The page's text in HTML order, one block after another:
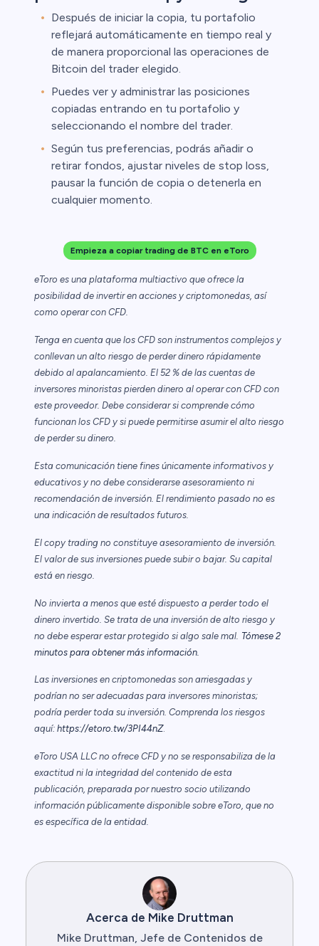
Después de iniciar la copia, tu portafolio
reflejará automáticamente en tiempo real y
de manera proporcional las operaciones de
Bitcoin del trader elegido.
Puedes ver y administrar las posiciones
copiadas entrando en tu portafolio y
seleccionando el nombre del trader.
Según tus preferencias, podrás añadir o
retirar fondos, ajustar niveles de stop loss,
pausar la función de copia o detenerla en
cualquier momento.
Empieza a copiar trading de BTC en eToro
eToro es una plataforma multiactivo que ofrece la
posibilidad de invertir en acciones y criptomonedas, así
como operar con CFD.
Tenga en cuenta que los CFD son instrumentos complejos y
conllevan un alto riesgo de perder dinero rápidamente
debido al apalancamiento. El 52 % de las cuentas de
inversores minoristas pierden dinero al operar con CFD con
este proveedor. Debe considerar si comprende cómo
funcionan los CFD y si puede permitirse asumir el alto riesgo
de perder su dinero.
Esta comunicación tiene fines únicamente informativos y
educativos y no debe considerarse asesoramiento ni
recomendación de inversión. El rendimiento pasado no es
una indicación de resultados futuros.
El copy trading no constituye asesoramiento de inversión.
El valor de sus inversiones puede subir o bajar. Su capital
está en riesgo.
No invierta a menos que esté dispuesto a perder todo el
dinero invertido. Se trata de una inversión de alto riesgo y
no debe esperar estar protegido si algo sale mal. Tómese 2
minutos para obtener más información.
Las inversiones en criptomonedas son arriesgadas y
podrían no ser adecuadas para inversores minoristas;
podría perder toda su inversión. Comprenda los riesgos
aquí: https://etoro.tw/3PI44nZ.
eToro USA LLC no ofrece CFD y no se responsabiliza de la
exactitud ni la integridad del contenido de esta
publicación, preparada por nuestro socio utilizando
información públicamente disponible sobre eToro, que no
es específica de la entidad.
Acerca de Mike Druttman
Mike Druttman, Jefe de Contenidos de